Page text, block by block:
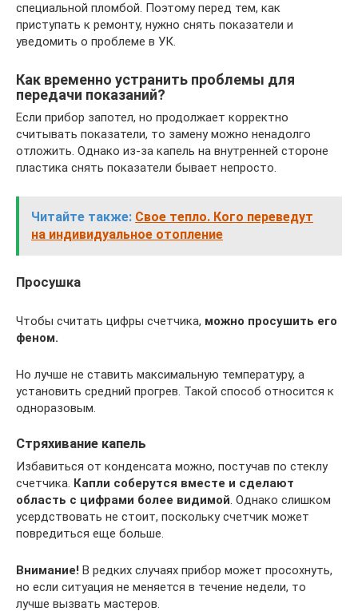
специальной пломбой. Поэтому перед тем, как
приступать к ремонту, нужно снять показатели и
уведомить о проблеме в УК.
Как временно устранить проблемы для
передачи показаний?
Если прибор запотел, но продолжает корректно
считывать показатели, то замену можно ненадолго
отложить. Однако из-за капель на внутренней стороне
пластика снять показатели бывает непросто.
Читайте также: Свое тепло. Кого переведут
на индивидуальное отопление
Просушка
Чтобы считать цифры счетчика, можно просушить его
феном.
Но лучше не ставить максимальную температуру, а
установить средний прогрев. Такой способ относится к
одноразовым.
Стряхивание капель
Избавиться от конденсата можно, постучав по стеклу
счетчика. Капли соберутся вместе и сделают
область с цифрами более видимой . Однако слишком
усердствовать не стоит, поскольку счетчик может
повредиться еще больше.
Внимание! В редких случаях прибор может просохнуть,
но если ситуация не меняется в течение недели, то
лучше вызвать мастеров.